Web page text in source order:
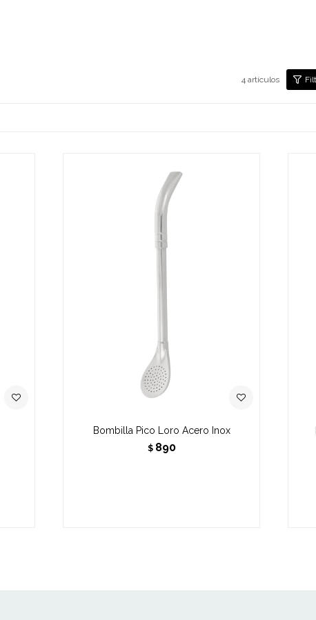
4 artículos
Bombilla Pico Loro Acero Inox
$ 890